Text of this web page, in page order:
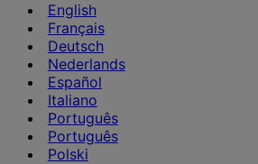
English
Français
Deutsch
Nederlands
Español
Italiano
Português
Português
Polski